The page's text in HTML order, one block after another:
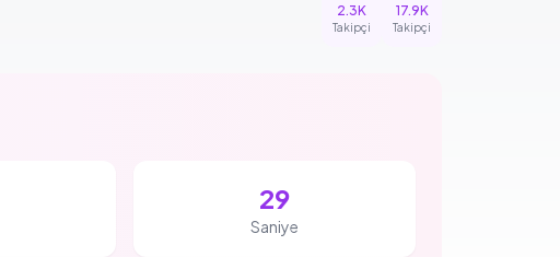
2.3K
Takipçi
17.9K
Takipçi
29
Saniye